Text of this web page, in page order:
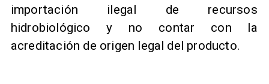
importación ilegal de recursos
hidrobiológico y no contar con la
acreditación de origen legal del producto.